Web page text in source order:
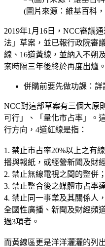
(圖片來源：維基百科
2019年1月16日，NCC審議
法」草案，並已報行政院審
線、16道黃線，並納入不朔
案時隔三年後終於再度出爐。
併購前要先做功課：詳
NCC對這部草案有三個大原
可行」、「量化市占率」。
行方向，4道紅線是指：
1. 禁止市占率20%以上之有
播與報紙，或經營新聞及財
2. 禁止無線電視之間的整併；
3. 禁止整合後之媒體市占率
4. 禁止同一事業及其關係人
全國性廣播、新聞及財經頻
過3項者。
而黃線區更是洋洋灑灑的列